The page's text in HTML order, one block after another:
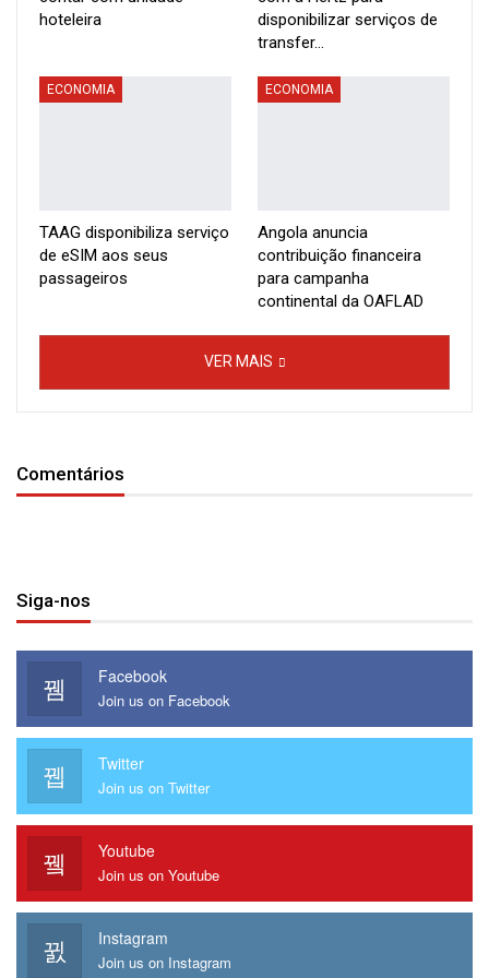
hoteleira
disponibilizar serviços de
transfer…
ECONOMIA
TAAG disponibiliza serviço
de eSIM aos seus
passageiros
ECONOMIA
Angola anuncia
contribuição financeira
para campanha
continental da OAFLAD
VER MAIS
Comentários
Siga-nos
Facebook
Join us on Facebook
Twitter
Join us on Twitter
Youtube
Join us on Youtube
Instagram
Join us on Instagram